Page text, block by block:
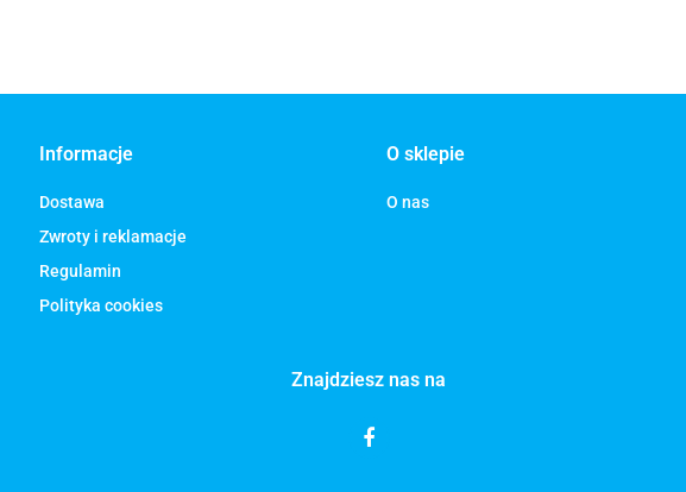
Informacje
Dostawa
Zwroty i reklamacje
Regulamin
Polityka cookies
O sklepie
O nas
Znajdziesz nas na